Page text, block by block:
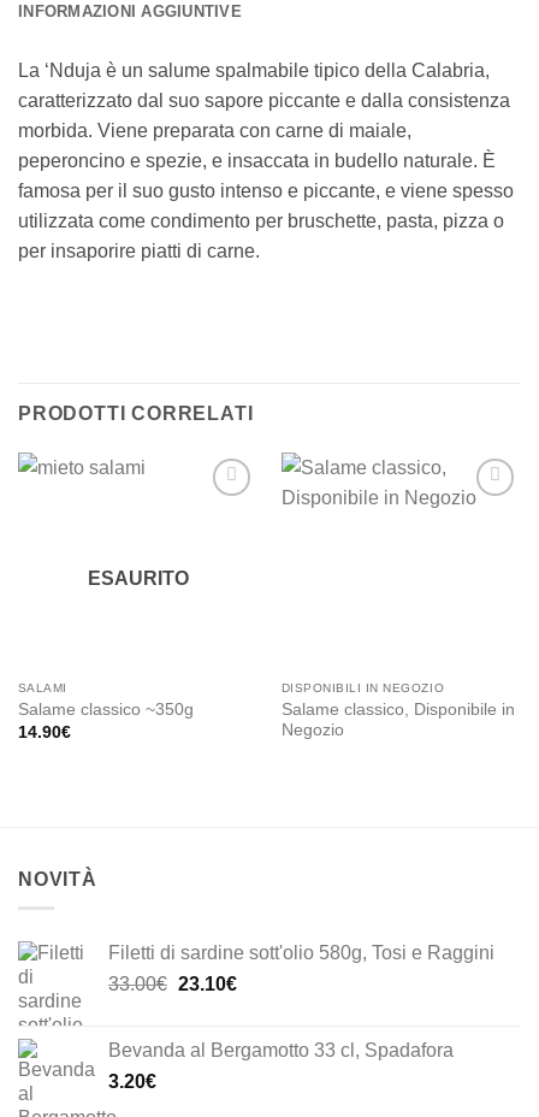
INFORMAZIONI AGGIUNTIVE
La ‘Nduja è un salume spalmabile tipico della Calabria,
caratterizzato dal suo sapore piccante e dalla consistenza
morbida. Viene preparata con carne di maiale,
peperoncino e spezie, e insaccata in budello naturale. È
famosa per il suo gusto intenso e piccante, e viene spesso
utilizzata come condimento per bruschette, pasta, pizza o
per insaporire piatti di carne.
PRODOTTI CORRELATI
ESAURITO
SALAMI
Salame classico ~350g
14.90€
DISPONIBILI IN NEGOZIO
Salame classico, Disponibile in
Negozio
NOVITÀ
Filetti di sardine sott'olio 580g, Tosi e Raggini
33.00€ Il
era:
23.10€Il
è:
Bevanda al Bergamotto 33 cl, Spadafora
3.20€